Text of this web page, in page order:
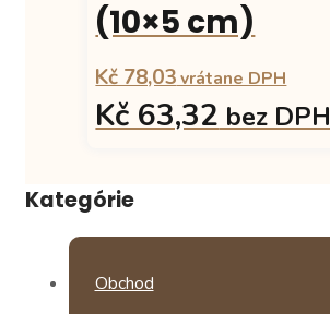
(10×5 cm)
Kč 78,03vrátane DPH
Kč 63,32 bez DPH
má
více
Možnosti
Kategórie
Obchod